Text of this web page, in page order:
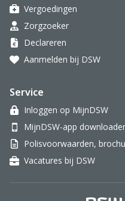
Vergoedingen
Zorgzoeker
Declareren
Aanmelden bij DSW
Service
Inloggen op MijnDSW
MijnDSW-app
Polisvoorwaarden,
Vacatures bij DSW